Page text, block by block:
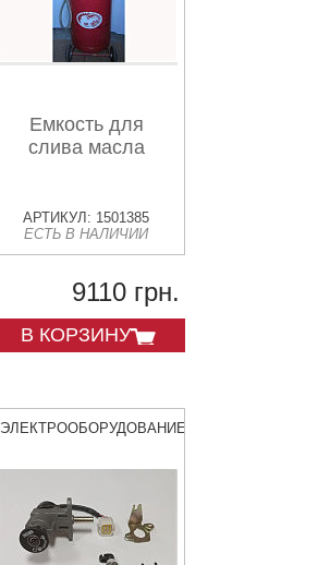
Емкость для
слива масла
АРТИКУЛ: 1501385
ЕСТЬ В НАЛИЧИИ
9110 грн.
В КОРЗИНУ
ЭЛЕКТРООБОРУДОВАНИЕ